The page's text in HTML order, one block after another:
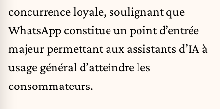
concurrence loyale, soulignant que
WhatsApp constitue un point d’entrée
majeur permettant aux assistants d’IA à
usage général d’atteindre les
consommateurs.